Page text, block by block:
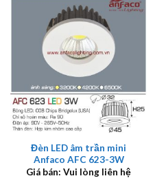
Đèn LED âm trần mini
Anfaco AFC 623-3W
Giá bán: Vui lòng liên hệ